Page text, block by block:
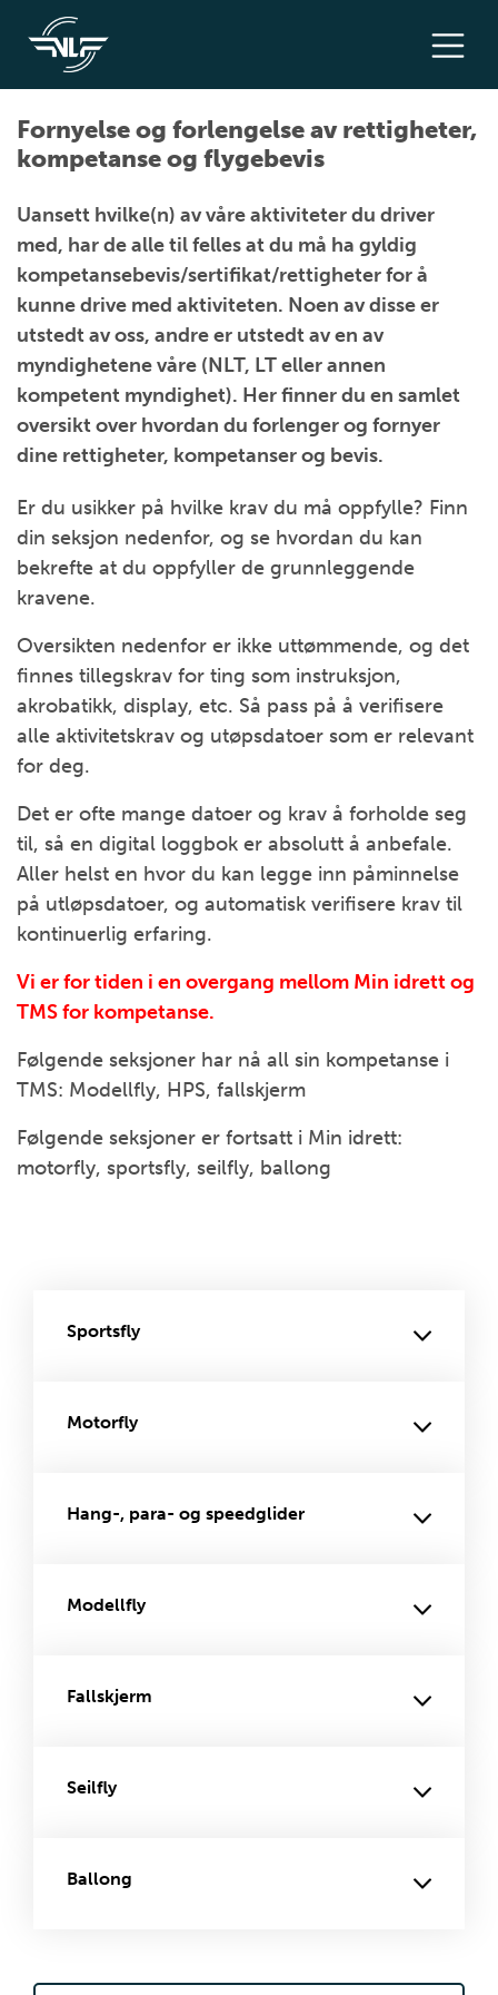
Fornyelse og forlengelse av rettigheter,
kompetanse og flygebevis
Uansett hvilke(n) av våre aktiviteter du driver
med, har de alle til felles at du må ha gyldig
kompetansebevis/sertifikat/rettigheter for å
kunne drive med aktiviteten. Noen av disse er
utstedt av oss, andre er utstedt av en av
myndighetene våre (NLT, LT eller annen
kompetent myndighet). Her finner du en samlet
oversikt over hvordan du forlenger og fornyer
dine rettigheter, kompetanser og bevis.
Er du usikker på hvilke krav du må oppfylle? Finn
din seksjon nedenfor, og se hvordan du kan
bekrefte at du oppfyller de grunnleggende
kravene.
Oversikten nedenfor er ikke uttømmende, og det
finnes tillegskrav for ting som instruksjon,
akrobatikk, display, etc. Så pass på å verifisere
alle aktivitetskrav og utøpsdatoer som er relevant
for deg.
Det er ofte mange datoer og krav å forholde seg
til, så en digital loggbok er absolutt å anbefale.
Aller helst en hvor du kan legge inn påminnelse
på utløpsdatoer, og automatisk verifisere krav til
kontinuerlig erfaring.
Vi er for tiden i en overgang mellom Min idrett og
TMS for kompetanse.
Følgende seksjoner har nå all sin kompetanse i
TMS: Modellfly, HPS, fallskjerm
Følgende seksjoner er fortsatt i Min idrett:
motorfly, sportsfly, seilfly, ballong
Sportsfly
Motorfly
Hang-, para- og speedglider
Modellfly
Fallskjerm
Seilfly
Ballong